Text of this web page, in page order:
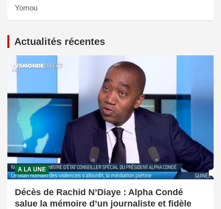
Yomou
Actualités récentes
A LA UNE
Décès de Rachid N’Diaye : Alpha Condé
salue la mémoire d’un journaliste et fidèle